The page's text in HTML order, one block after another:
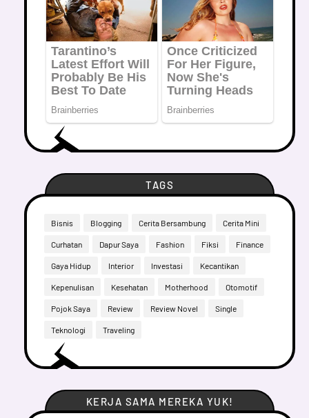
TAGS
Bisnis Blogging Cerita Bersambung Cerita Mini
Curhatan Dapur Saya Fashion Fiksi Finance
Gaya Hidup Interior Investasi Kecantikan
Kepenulisan Kesehatan Motherhood Otomotif
Pojok Saya Review Review Novel Single
Teknologi Traveling
KERJA SAMA MEREKA YUK!